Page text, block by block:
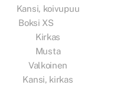
Kansi, koivupuu
Boksi XS
Kirkas
Musta
Valkoinen
Kansi, kirkas